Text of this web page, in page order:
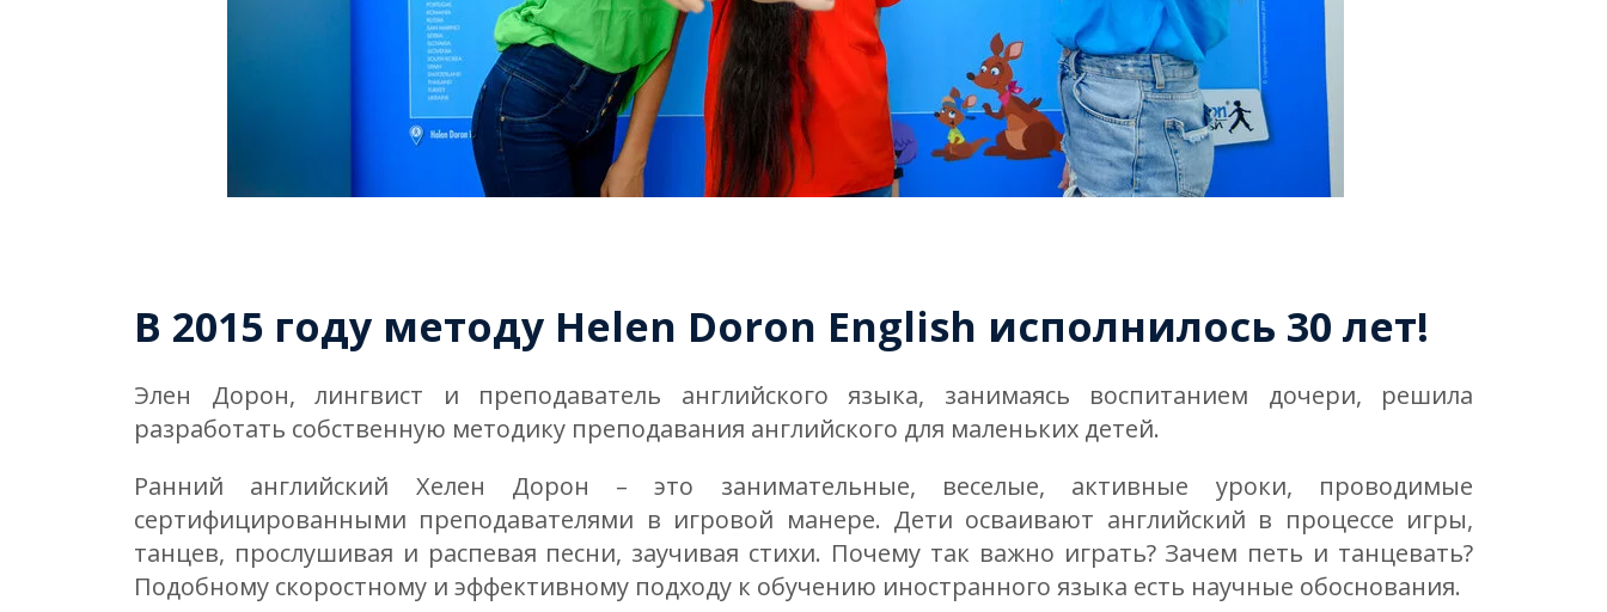
В 2015 году методу Helen Doron English исполнилось 30 лет!
Элен Дорон, лингвист и преподаватель английского языка, занимаясь воспитанием дочери, решила
разработать собственную методику преподавания английского для маленьких детей.
Ранний английский Хелен Дорон – это занимательные, веселые, активные уроки, проводимые
сертифицированными преподавателями в игровой манере. Дети осваивают английский в процессе игры,
танцев, прослушивая и распевая песни, заучивая стихи. Почему так важно играть? Зачем петь и танцевать?
Подобному скоростному и эффективному подходу к обучению иностранного языка есть научные обоснования.